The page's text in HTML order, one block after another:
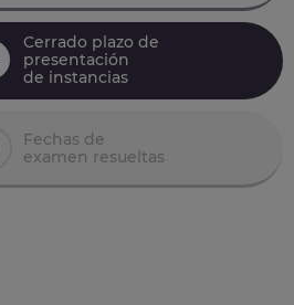
Cerrado plazo de
presentación
de instancias
Fechas de
examen resueltas